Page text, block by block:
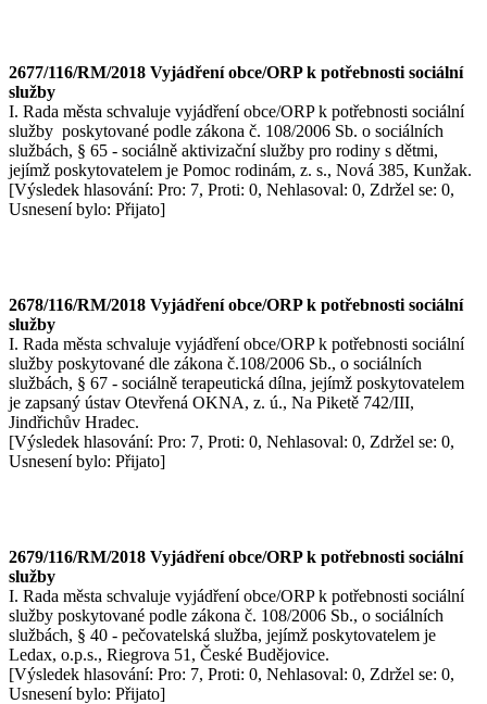
2677/116/RM/2018 Vyjádření obce/ORP k potřebnosti sociální
služby
I. Rada města schvaluje vyjádření obce/ORP k potřebnosti sociální
služby poskytované podle zákona č. 108/2006 Sb. o sociálních
službách, § 65 - sociálně aktivizační služby pro rodiny s dětmi,
jejímž poskytovatelem je Pomoc rodinám, z. s., Nová 385, Kunžak.
[Výsledek hlasování: Pro: 7, Proti: 0, Nehlasoval: 0, Zdržel se: 0,
Usnesení bylo: Přijato]
2678/116/RM/2018 Vyjádření obce/ORP k potřebnosti sociální
služby
I. Rada města schvaluje vyjádření obce/ORP k potřebnosti sociální
služby poskytované dle zákona č.108/2006 Sb., o sociálních
službách, § 67 - sociálně terapeutická dílna, jejímž poskytovatelem
je zapsaný ústav Otevřená OKNA, z. ú., Na Piketě 742/III,
Jindřichův Hradec.
[Výsledek hlasování: Pro: 7, Proti: 0, Nehlasoval: 0, Zdržel se: 0,
Usnesení bylo: Přijato]
2679/116/RM/2018 Vyjádření obce/ORP k potřebnosti sociální
služby
I. Rada města schvaluje vyjádření obce/ORP k potřebnosti sociální
služby poskytované podle zákona č. 108/2006 Sb., o sociálních
službách, § 40 - pečovatelská služba, jejímž poskytovatelem je
Ledax, o.p.s., Riegrova 51, České Budějovice.
[Výsledek hlasování: Pro: 7, Proti: 0, Nehlasoval: 0, Zdržel se: 0,
Usnesení bylo: Přijato]